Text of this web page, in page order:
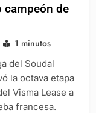
campeón de
1 minutos
del Soudal
la octava etapa
Visma Lease a
francesa.